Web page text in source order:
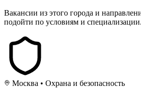
Вакансии из этого города и
подойти по условиям и специализации.
Москва • Охрана и безопасность